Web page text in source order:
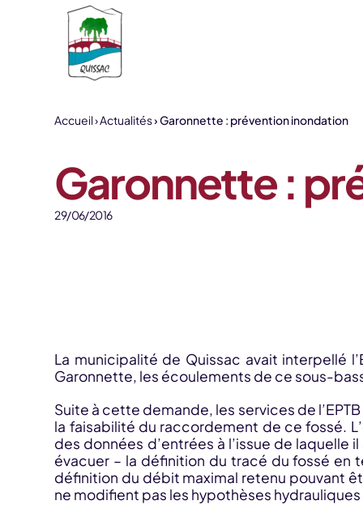
Aller au contenu
Accueil Actualités Garonnette : prévention inondation
Garonnette :
29/06/2016
La municipalité de Quissac avait interpellé
Garonnette, les écoulements de ce sous-
Suite à cette demande, les services de
la faisabilité du raccordement de ce fossé.
des données d’entrées à l’issue de
évacuer – la définition du tracé du fossé en
définition du débit maximal retenu pouvant
ne modifient pas les hypothèses